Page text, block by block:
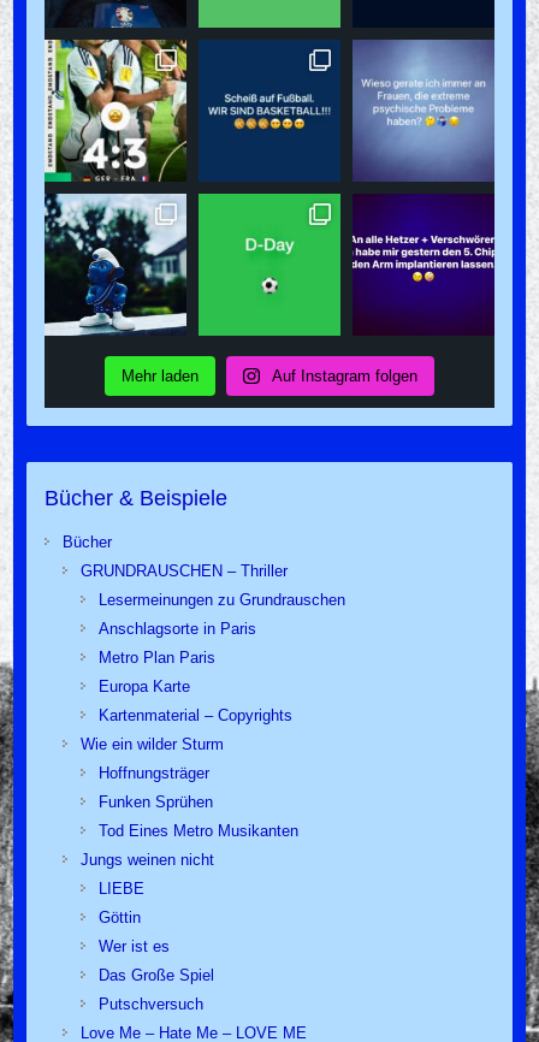
Mehr laden Auf Instagram folgen
Bücher & Beispiele
Bücher
GRUNDRAUSCHEN – Thriller
Lesermeinungen zu Grundrauschen
Anschlagsorte in Paris
Metro Plan Paris
Europa Karte
Kartenmaterial – Copyrights
Wie ein wilder Sturm
Hoffnungsträger
Funken Sprühen
Tod Eines Metro Musikanten
Jungs weinen nicht
LIEBE
Göttin
Wer ist es
Das Große Spiel
Putschversuch
Love Me – Hate Me – LOVE ME